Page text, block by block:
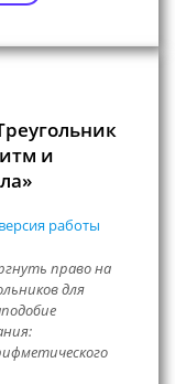
и
работы
право на
для